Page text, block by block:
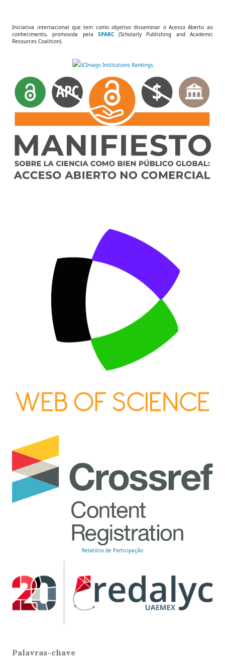
Iniciativa internacional que tem como objetivo disseminar o Acesso Aberto ao
conhecimento, promovida pela SPARC(Scholarly Publishing and Academic
Resources Coalition).
Relatório de Participação
Palavras-chave